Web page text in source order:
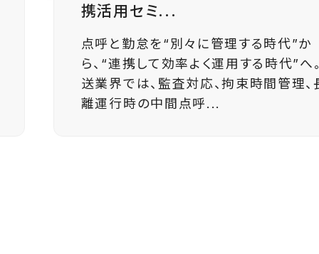
携活用セミ...
点呼と勤怠を“別々に管理する時代”か
ら、“連携して効率よく運用する時代”へ
送業界では、監査対応、拘束時間管理、
離運行時の中間点呼...